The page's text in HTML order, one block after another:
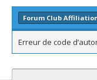
Forum Club
Erreur de code